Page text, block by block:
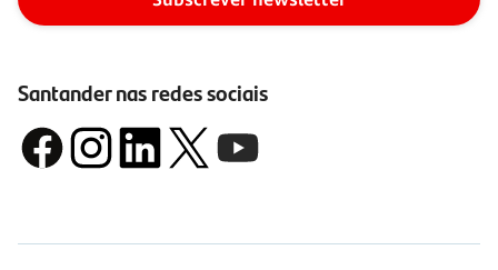
Santander nas redes sociais